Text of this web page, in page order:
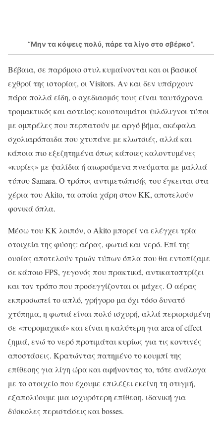
“Μην τα κόψεις πολύ, πάρε τα λίγο στο σβέρκο”.
Βέβαια, σε παρόμοιο στυλ κυμαίνονται και οι βασικοί
εχθροί της ιστορίας, οι Visitors. Αν και δεν υπάρχουν
πάρα πολλά είδη, ο σχεδιασμός τους είναι ταυτόχρονα
τρομακτικός και αστείος: κουστουμάτοι ψιλόλιγνοι τύποι
με ομπρέλες που περπατούν με αργό βήμα, ακέφαλα
σχολιαρόπαιδα που χτυπάνε με κλωτσιές, αλλά και
κάποια πιο εξεζητημένα όπως κάποιες καλοντυμένες
«κυρίες» με ψαλίδια ή αιωρούμενα πνεύματα με μαλλιά
τύπου Samara. Ο τρόπος αντιμετώπισής του έγκειται στα
χέρια του Akito, τα οποία χάρη στον KK, αποτελούν
φονικά όπλα.
Μέσω του KK λοιπόν, ο Akito μπορεί να ελέγχει τρία
στοιχεία της φύσης: αέρας, φωτιά και νερό. Επί της
ουσίας αποτελούν τριών τύπων όπλα που θα εντοπίζαμε
σε κάποιο FPS, γεγονός που πρακτικά, αντικατοπτρίζει
και τον τρόπο που προσεγγίζονται οι μάχες. Ο αέρας
εκπροσωπεί το απλό, γρήγορο μα όχι τόσο δυνατό
χτύπημα, η φωτιά είναι πολύ ισχυρή, αλλά περιορισμένη
σε «πυρομαχικά» και είναι η καλύτερη για area of effect
ζημιά, ενώ το νερό προτιμάται κυρίως για τις κοντινές
αποστάσεις. Κρατώντας πατημένο το κουμπί της
επίθεσης για λίγη ώρα και αφήνοντας το, τότε ανάλογα
με το στοιχείο που έχουμε επιλέξει εκείνη τη στιγμή,
εξαπολύουμε μια ισχυρότερη επίθεση, ιδανική για
δύσκολες περιστάσεις και bosses.